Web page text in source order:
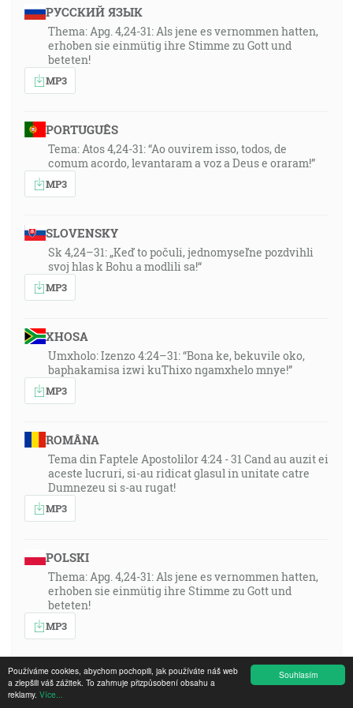
Souhlasím
Používáme cookies, abychom pochopili, jak používáte náš web
a zlepšili váš zážitek. To zahrnuje přizpůsobení obsahu a
reklamy. Více...
РУССКИЙ ЯЗЫК
Thema: Apg. 4,24-31: Als jene es vernommen hatten,
erhoben sie einmütig ihre Stimme zu Gott und
beteten!
MP3
PORTUGUÊS
Tema: Atos 4,24-31: “Ao ouvirem isso, todos, de
comum acordo, levantaram a voz a Deus e oraram!”
MP3
SLOVENSKY
Sk 4,24–31: „Keď to počuli, jednomyseľne pozdvihli
svoj hlas k Bohu a modlili sa!“
MP3
XHOSA
Umxholo: Izenzo 4:24–31: “Bona ke, bekuvile oko,
baphakamisa izwi kuThixo ngamxhelo mnye!”
MP3
ROMÂNA
Tema din Faptele Apostolilor 4:24 - 31 Cand au auzit ei
aceste lucruri, si-au ridicat glasul in unitate catre
Dumnezeu si s-au rugat!
MP3
POLSKI
Thema: Apg. 4,24-31: Als jene es vernommen hatten,
erhoben sie einmütig ihre Stimme zu Gott und
beteten!
MP3
MAGYAR
A téma: Ap.Csel 4:24–31: »Amikor amazok ezt